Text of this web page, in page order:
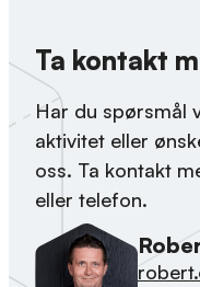
Ta kontakt
Har du spørsmål
aktivitet eller
oss. Ta kontakt
eller telefon.